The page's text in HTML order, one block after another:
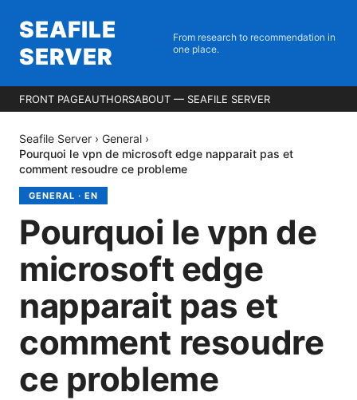
SEAFILE
SERVER
From research to recommendation in
one place.
FRONT PAGEAUTHORSABOUT — SEAFILE SERVER
Seafile Server › General ›
Pourquoi le vpn de microsoft edge napparait pas et
comment resoudre ce probleme
GENERAL · EN
Pourquoi le vpn de
microsoft edge
napparait pas et
comment resoudre
ce probleme